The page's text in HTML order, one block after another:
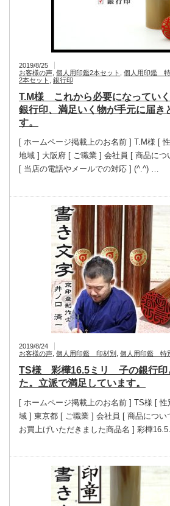
2019/8/25
お客様の声 個人用印鑑2本セット 個人用印鑑
2本セット
銀行印
T.M様 これから必要になってい
銀行印、満足いく物が手元に届き
す。
[ ホームページ掲載上のお名前 ] T.M様 [
地域 ] 大阪府 [ ご職業 ] 会社員 [ 商品につ
[ 当店の電話やメールでの対応 ] (^.^) …
2019/8/24
お客様の声 個人用印鑑 印材別 個人用印鑑 特
TS様 彩樺16.5ミリ 子の銀行印
た。立派で満足しています。
[ ホームページ掲載上のお名前 ] TS様 [
域 ] 東京都 [ ご職業 ] 会社員 [ 商品につ
お買上げいただきました商品名 ] 彩樺